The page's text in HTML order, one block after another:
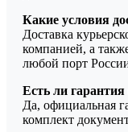
Какие условия
Доставка
компанией, а
любой порт
Есть ли гарантия
Да, официальная
комплект